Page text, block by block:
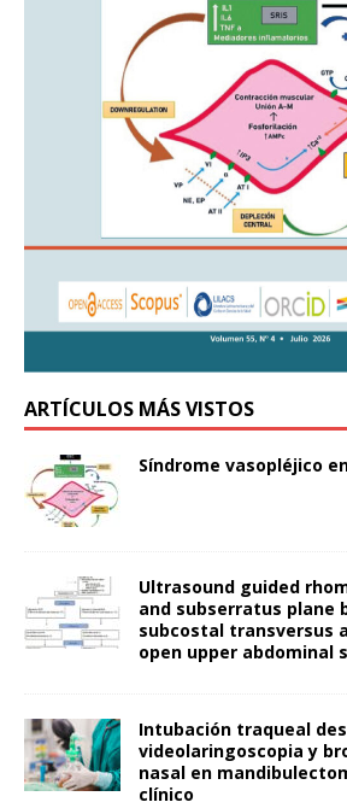
ARTÍCULOS MÁS VISTOS
Síndrome vasopléjico
Ultrasound guided
and subserratus plane
subcostal transversus
open upper abdominal
Intubación traqueal
videolaringoscopia y
nasal en
clínico